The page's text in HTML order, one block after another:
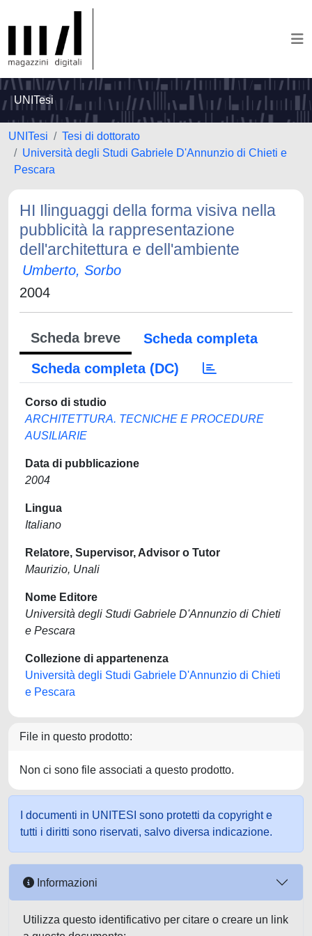
UNITesi
UNITesi
Tesi di dottorato
Università degli Studi Gabriele D'Annunzio di Chieti e
Pescara
HI Ilinguaggi della forma visiva nella
pubblicità la rappresentazione
dell'architettura e dell'ambiente
Umberto, Sorbo
2004
Scheda breve
Scheda completa
Scheda completa (DC)
Corso di studio
ARCHITETTURA. TECNICHE E PROCEDURE
AUSILIARIE
Data di pubblicazione
2004
Lingua
Italiano
Relatore, Supervisor, Advisor o Tutor
Maurizio, Unali
Nome Editore
Università degli Studi Gabriele D'Annunzio di Chieti
e Pescara
Collezione di appartenenza
Università degli Studi Gabriele D'Annunzio di Chieti
e Pescara
File in questo prodotto:
Non ci sono file associati a questo prodotto.
I documenti in UNITESI sono protetti da copyright e
tutti i diritti sono riservati, salvo diversa indicazione.
Informazioni
Utilizza questo identificativo per citare o creare un link